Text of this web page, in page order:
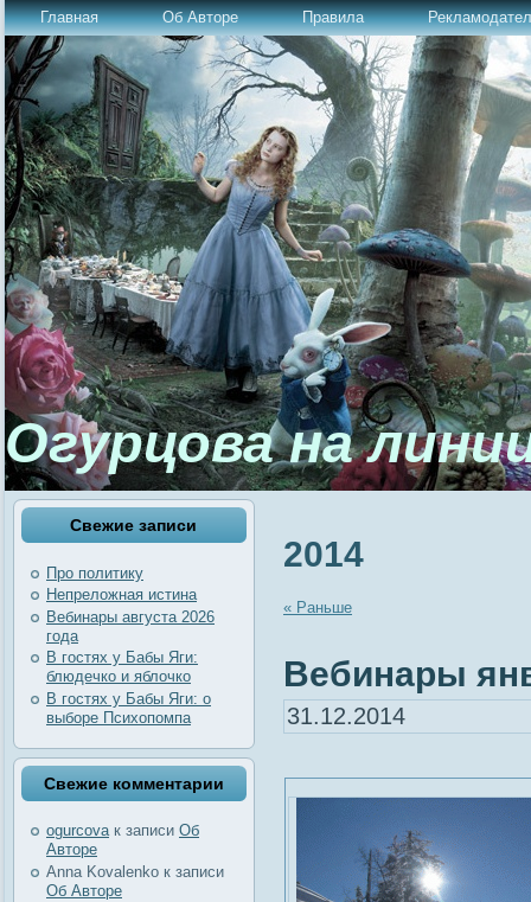
Главная Об Авторе Правила
Огурцова на
Свежие записи
Про политику
Непреложная истина
Вебинары августа 2026
года
В гостях у Бабы Яги:
блюдечко и яблочко
В гостях у Бабы Яги: о
выборе Психопомпа
Свежие комментарии
ogurcovaк записи Об
Авторе
Anna Kovalenko к записи
Об Авторе
2014
« Раньше
Вебинары
31.12.2014